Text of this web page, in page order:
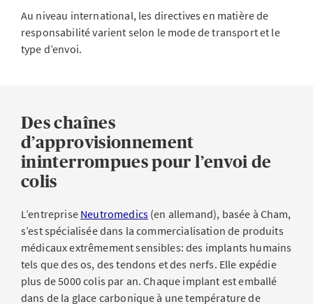
Au niveau international, les directives en matière de
responsabilité varient selon le mode de transport et le
type d’envoi.
Des chaînes
d’approvisionnement
ininterrompues pour l’envoi de
colis
L’entreprise Neutromedics (en allemand), basée à Cham,
s’est spécialisée dans la commercialisation de produits
médicaux extrêmement sensibles: des implants humains
tels que des os, des tendons et des nerfs. Elle expédie
plus de 5000 colis par an. Chaque implant est emballé
dans de la glace carbonique à une température de